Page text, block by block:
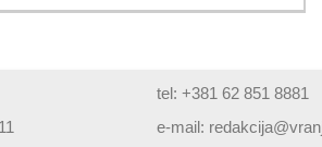
tel: +381 62 851 8881
e-mail: